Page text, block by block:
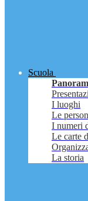
Scuola
I luoghi
Le
I numeri
Le carte
La storia